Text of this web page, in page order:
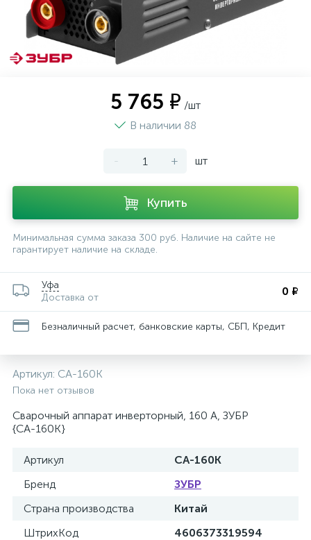
5 765 ₽ /шт
В наличии 88
- + шт
Купить
Минимальная сумма заказа 300 руб. Наличие на сайте не
гарантирует наличие на складе.
Уфа
Доставка от
0 ₽
Безналичный расчет, банковские карты, СБП, Кредит
Артикул: СА-160К
Пока нет отзывов
Сварочный аппарат инверторный, 160 А, ЗУБР
{СА-160К}
Артикул
СА-160К
Бренд
ЗУБР
Страна производства
Китай
ШтрихКод
4606373319594